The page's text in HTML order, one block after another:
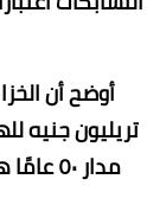
تريليون جنيه
مدار